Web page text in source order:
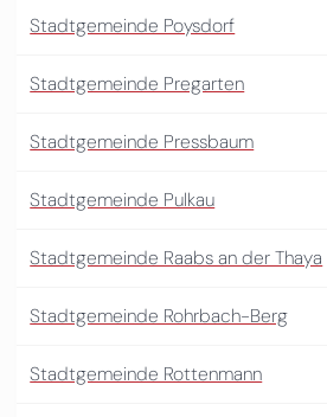
Stadtgemeinde Poysdorf
Stadtgemeinde Pregarten
Stadtgemeinde Pressbaum
Stadtgemeinde Pulkau
Stadtgemeinde Raabs an der Thaya
Stadtgemeinde Rohrbach-Berg
Stadtgemeinde Rottenmann